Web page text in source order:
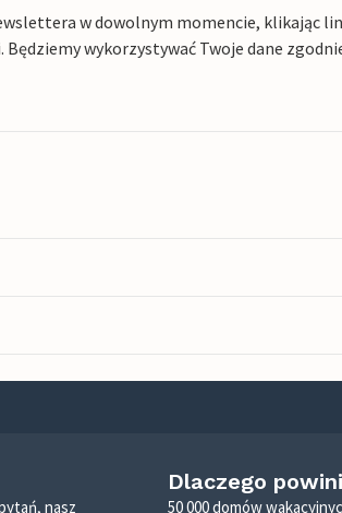
w dowolnym momencie, klikając
Będziemy wykorzystywać Twoje dane
nasz
Dlaczego
50 000 domów